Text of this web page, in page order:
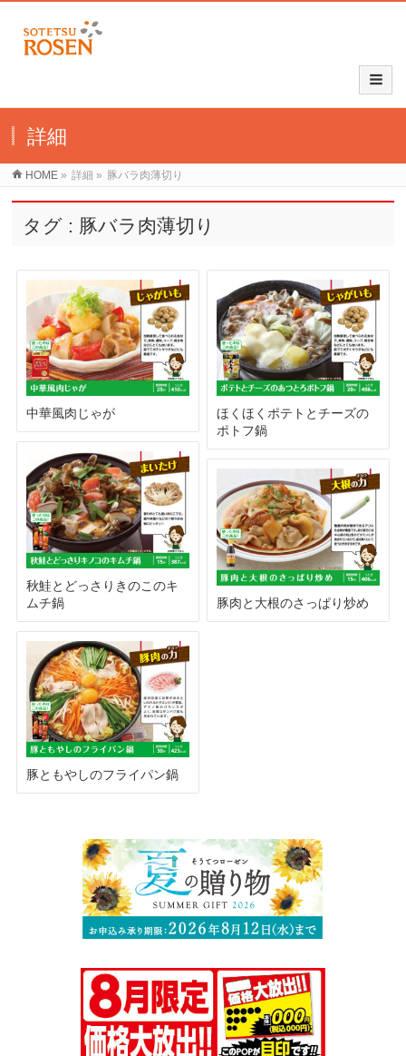
詳細
HOME » 詳細 » 豚バラ肉薄切り
タグ : 豚バラ肉薄切り
中華風肉じゃが
ほくほくポテトとチーズの
ポトフ鍋
秋鮭とどっさりきのこのキ
ムチ鍋
豚肉と大根のさっぱり炒め
豚ともやしのフライパン鍋